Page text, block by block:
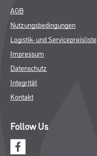
AGB
Nutzungsbedingungen
Logistik- und Servicepreisliste
Impressum
Datenschutz
Integrität
Kontakt
Follow Us